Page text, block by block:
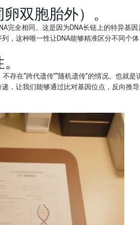
双胞胎外）。
完全相同。这是因为DNA长链上的特异基因
，这种唯一性让DNA能够精准区分不同个
存在“跨代遗传”“随机遗传”的情况。也就是
，让我们能够通过比对基因位点，反向推